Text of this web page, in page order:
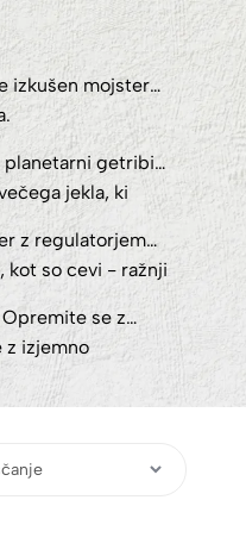
izkušen mojster
planetarni getribi
jekla, ki
z regulatorjem
kot so cevi - ražnji
se z
z izjemno